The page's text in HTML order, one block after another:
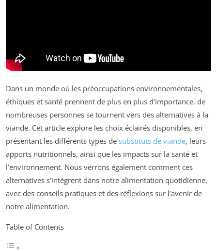
Dans un monde où les préoccupations environnementales,
éthiques et santé prennent de plus en plus d’importance, de
nombreuses personnes se tournent vers des alternatives à la
viande. Cet article explore les choix éclairés disponibles, en
présentant les différents types de substituts de viande, leurs
apports nutritionnels, ainsi que les impacts sur la santé et
l’environnement. Nous verrons également comment ces
alternatives s’intègrent dans notre alimentation quotidienne,
avec des conseils pratiques et des réflexions sur l’avenir de
notre alimentation.
Table of Contents